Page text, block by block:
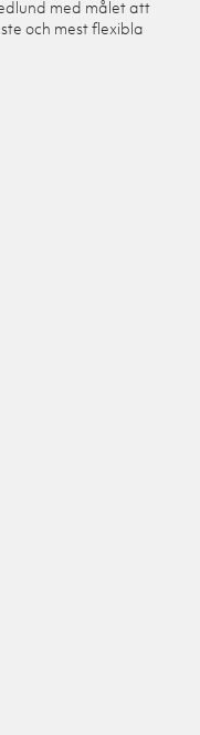
med målet att
och mest flexibla